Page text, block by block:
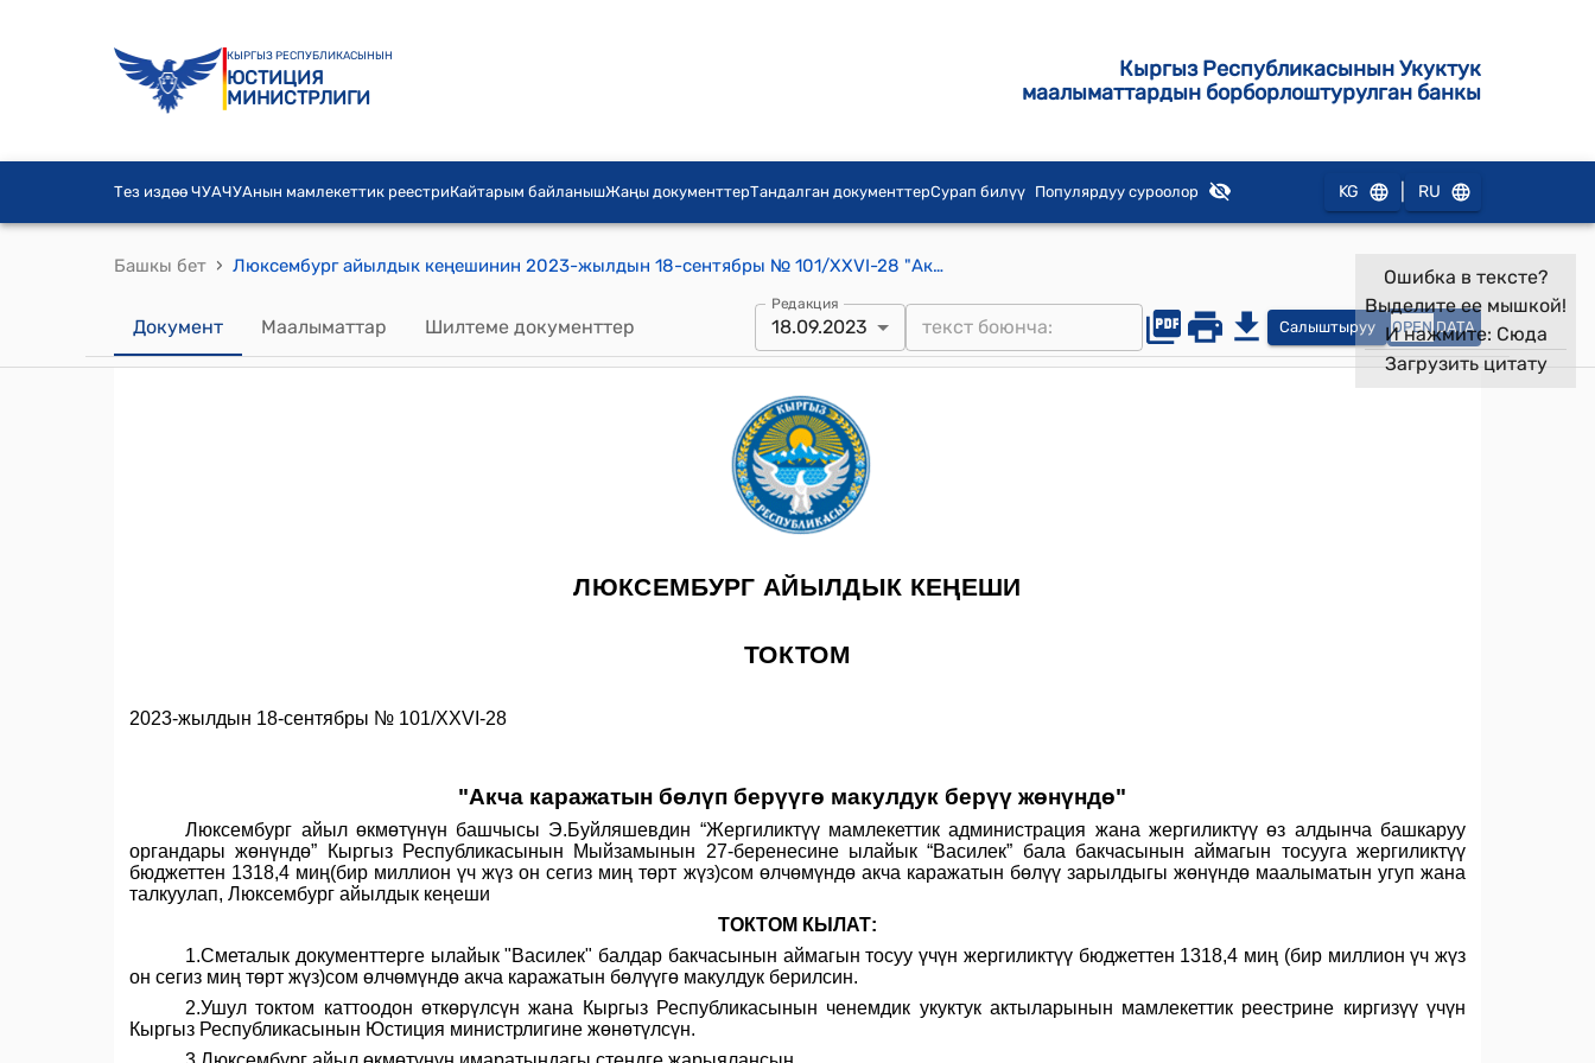
КЫРГЫЗ РЕСПУБЛИКАСЫНЫН
ЮСТИЦИЯ
МИНИСТРЛИГИ
Кыргыз Республикасынын Укуктук
маалыматтардын борборлоштурулган банкы
Тез издөө ЧУАЧУАнын мамлекеттик реестриКайтарым байланышЖаңы документтерТандалган документтерСурап билүү Популярдуу суроолор KG RU
Башкы бет › Люксембург айылдык кеңешинин 2023-жылдын 18-сентябры № 101/XXVI-28 "Акча каражатын бөлүп берүүгө макулдук берүү жөнүндө" токтому
Документ Маалыматтар Шилтеме документтер
Редакция
18.09.2023 Салыштыруу OPEN DATA
Ошибка в тексте?
Выделите ее мышкой!
И нажмите: Сюда
Загрузить цитату